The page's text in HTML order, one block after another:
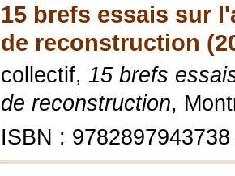
15 brefs essais sur
de reconstruction
collectif, 15 brefs
de reconstruction,
ISBN : 9782897943738